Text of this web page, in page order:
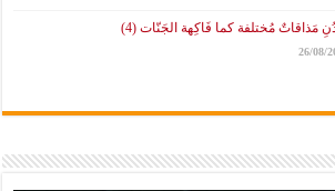
مَذاقاتٌ مُختلفة كما فَاكِهة الجَنّات (4)
26/08/